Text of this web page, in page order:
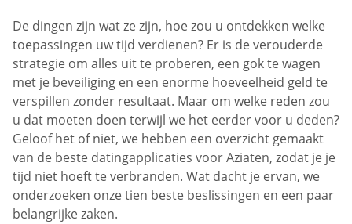
De dingen zijn wat ze zijn, hoe zou u ontdekken welke
toepassingen uw tijd verdienen? Er is de verouderde
strategie om alles uit te proberen, een gok te wagen
met je beveiliging en een enorme hoeveelheid geld te
verspillen zonder resultaat. Maar om welke reden zou
u dat moeten doen terwijl we het eerder voor u deden?
Geloof het of niet, we hebben een overzicht gemaakt
van de beste datingapplicaties voor Aziaten, zodat je je
tijd niet hoeft te verbranden. Wat dacht je ervan, we
onderzoeken onze tien beste beslissingen en een paar
belangrijke zaken.